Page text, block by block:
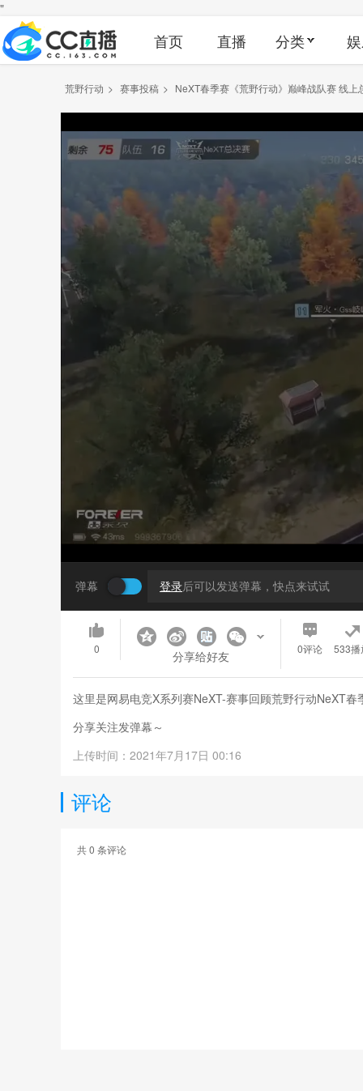
"
首页 直播 分类
荒野行动 > 赛事投稿 > NeXT春季赛《荒野行动》巅峰战队赛 线上
弹幕 登录后可以发送弹幕，快点来试试
0 分享给好友 0评论 533播
这里是网易电竞X系列赛NeXT-赛事回顾荒野行动NeXT
分享关注发弹幕～
上传时间：2021年7月17日 00:16
评论
共0 条评论